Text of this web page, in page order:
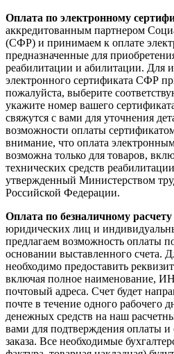
Оплата по электронному
аккредитованным партнером
(СФР) и принимаем к оплате
предназначенные для
реабилитации и абилитации. Для
электронного сертификата СФР
пожалуйста, выберите
укажите номер вашего
свяжутся с вами для уточнения
возможности оплаты
внимание, что оплата
возможна только для товаров,
технических средств
утвержденный Министерством
Российской Федерации.
Оплата по безналичному расчету
юридических лиц и
предлагаем возможность оплаты
основании выставленного счета.
необходимо предоставить
включая полное наименование,
почтовый адреса. Счет будет
почте в течение одного рабочего
денежных средств на наш
вами для подтверждения оплаты и
заказа. Все необходимые